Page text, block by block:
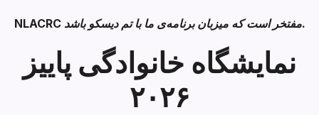
NLACRC مفتخر است که میزبان برنامه‌ی ما با تم دیسکو باشد.
نمایشگاه خانوادگی پاییز
۲۰۲۶